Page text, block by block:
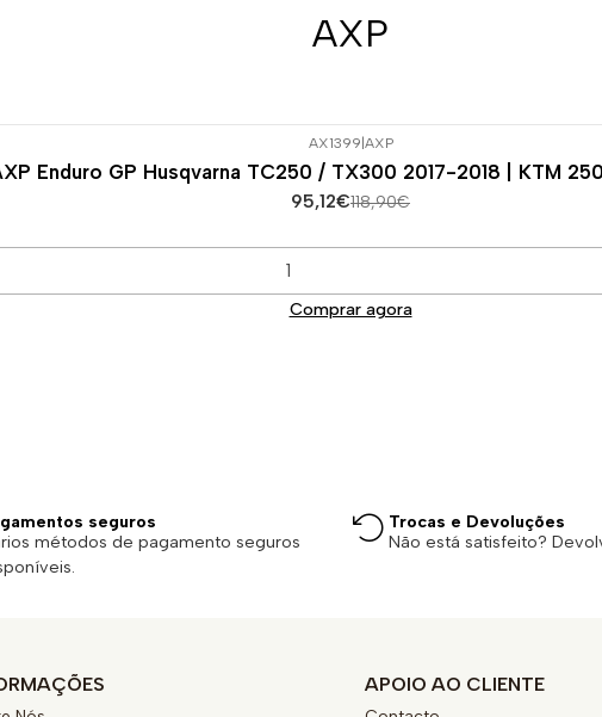
AXP
AX1399 AXP
Enduro GP Husqvarna TC250 / TX300 2017-2018 | KTM
95,12€118,90€
Comprar agora
seguros
métodos de pagamento seguros
Trocas e Devoluções
Não está satisfeito?
APOIO AO CLIENTE